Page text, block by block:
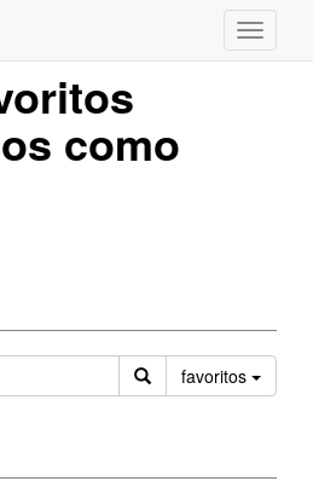
como
favoritos